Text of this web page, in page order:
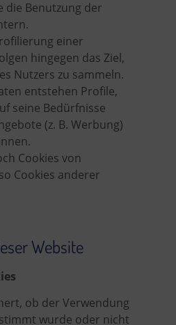
die Benutzung der
einer
hingegen das Ziel,
Nutzers zu sammeln.
entstehen Profile,
seine Bedürfnisse
(z. B. Werbung)
Cookies von
Cookies anderer
Website
ob der Verwendung
wurde oder nicht